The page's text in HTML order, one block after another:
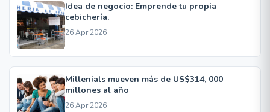
Idea de negocio: Emprende tu propia
cebichería.
26 Apr 2026
Millenials mueven más de US$314, 000
millones al año
26 Apr 2026